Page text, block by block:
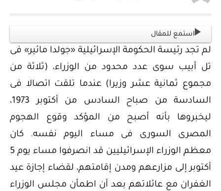
استمع للمقال
لم تجد رئيسة الحكومة الإسرائيلية «جولدا مائير» فى
تل أبيب سوى عدد محدود من الوزراء، (ثلاثة من
مجموع ثمانية عشر وزيرا) عندما تلقت اتصالا فى
السادسة من صباح السادس من أكتوبر 1973،
ليخبروها بأنه أصبح من المؤكد وقوع الهجوم
المصرى السورى فى مساء اليوم نفسه. كان
معظم الوزراء الإسرائيليين قد انصرفوا مساء يوم 5
أكتوبر إلى مزارعهم ومدن إقامتهم، لقضاء إجازة عيد
الغفران مع عائلاتهم بعد أن اطمأن مجلس الوزراء